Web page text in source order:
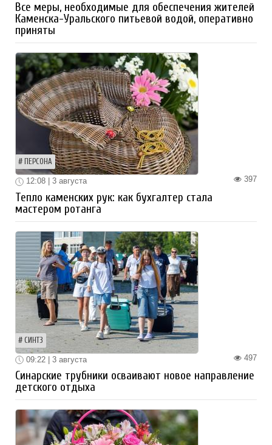
Все меры, необходимые для обеспечения жителей
Каменска-Уральского питьевой водой, оперативно
приняты
ПЕРСОНА
397
12:08 | 3 августа
Тепло каменских рук: как бухгалтер стала
мастером ротанга
СИНТЗ
497
09:22 | 3 августа
Синарские трубники осваивают новое направление
детского отдыха